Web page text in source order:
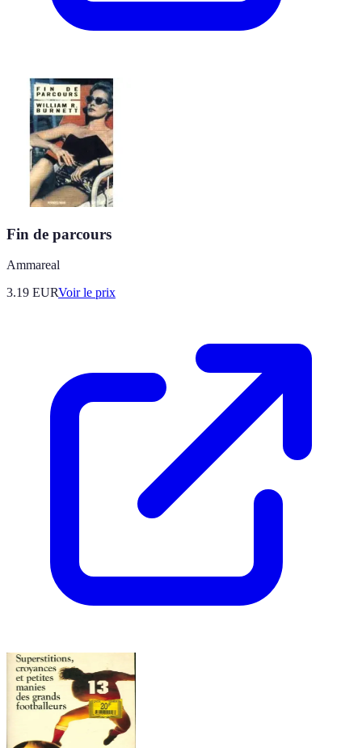
Fin de parcours
Ammareal
3.19 EURVoir le prix